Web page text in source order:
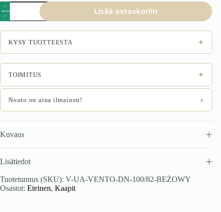
VENTO
DN-
100/82
kulmalukitti
kaappi,
väri:
valkoinen
/
beige
Lisää ostoskoriin
KYSY TUOTTEESTA +
TOIMITUS +
Nouto on aina ilmainen! ›
Kuvaus
Lisätiedot
Tuotetunnus (SKU): V-UA-VENTO-DN-100/82-BEŻOWY
Osastot: Eteinen, Kaapit